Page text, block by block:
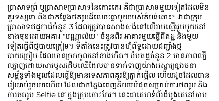
ប្រាសាទ​ព្រំ ឬ​ប្រាសាទ​ប្រាសាទ​នៃ​កោះ​កេរ គឺជា​ប្រាសាទ​មួយ​ទៀត​ដែល​មិន​
គួរ​ទស្សនា និង​ជា​កន្លែង​ថតរូប​ដ៏​លេចធ្លោ​មួយ​របស់​តំបន់​នោះ។ វាជាក្រុម
ប្រាសាទឥដ្ឋការ៉េចំនួន 3 ដែលត្រូវបានសាងសង់នៅលើរាបស្មើររួមមួយនៅ
ខាងមុខដោយអគារ "បណ្ណាល័យ" ចំនួនពីរ អាគារមួយធ្វើពីឥដ្ឋ និងមួយ
ទៀតធ្វើពីថ្មបាយក្រៀម។ ទីតាំងនេះត្រូវបានហ៊ុំព័ទ្ធដោយជញ្ជាំងថ្ម
បាយក្រៀម ដែលមានច្រកចូលនៅខាងកើត។​ ប៉មឥដ្ឋចំនួន 2 មានភាពល្បី
ល្បាញដោយសារឫសដើមឈើដែលបានទាក់ទាញយ៉ាងអស្ចារ្យនូវរចនា
សម្ព័ន្ធទាំងមូលដែលធ្វើឱ្យមានទេសភាពគួរឱ្យភ្ញាក់ផ្អើល ហើយដូចដែលបាន
រៀបរាប់រួចមកហើយ ដែលជាកន្លែងពេញនិយមបំផុតសម្រាប់ការថតរូប និង
ការថតរូប Selfie នៅក្នុងក្រុមកោះកែរ។ នេះ​ជា​គេហទំព័រ​ដំបូង​គេ​នៅ​តាម​